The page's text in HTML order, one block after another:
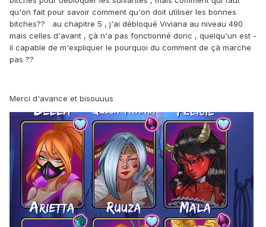
qu'on fait pour savoir comment qu'on doit utiliser les bonnes
bitches?? au chapitre 5 , j'ai débloqué Viviana au niveau 490
mais celles d'avant , çà n'a pas fonctionné donc , quelqu'un est -
il capable de m'expliquer le pourquoi du comment de çà marche
pas ??
Merci d'avance et bisouuus